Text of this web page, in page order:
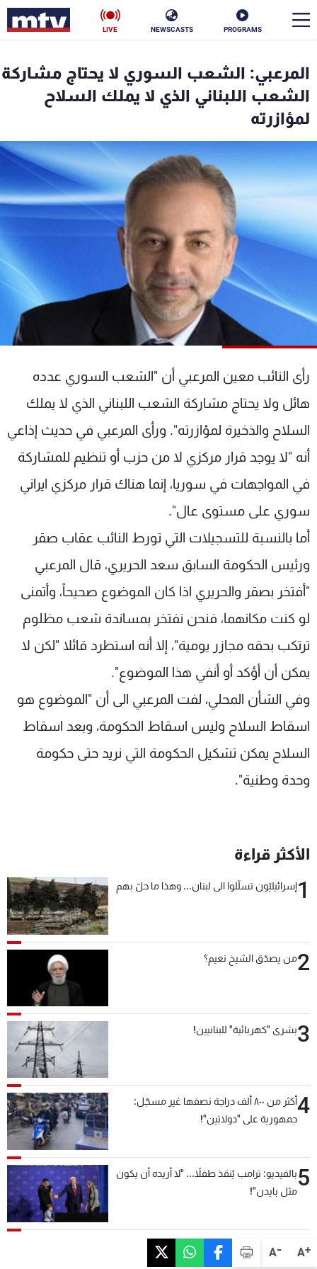
PROGRAMS
NEWSCASTS
LIVE
A+
A-
المرعبي: الشعب السوري لا يحتاج مشاركة
الشعب اللبناني الذي لا يملك السلاح
لمؤازرته
رأى النائب معين المرعبي أن "الشعب السوري عدده
هائل ولا يحتاج مشاركة الشعب اللبناني الذي لا يملك
السلاح والذخيرة لمؤازرته". ورأى المرعبي في حديث إذاعي
أنه "لا يوجد قرار مركزي لا من حزب أو تنظيم للمشاركة
في المواجهات في سوريا، إنما هناك قرار مركزي ايراني
سوري على مستوى عال".
أما بالنسبة للتسجيلات التي تورط النائب عقاب صقر
ورئيس الحكومة السابق سعد الحريري، قال المرعبي
"أفتخر بصقر والحريري اذا كان الموضوع صحيحاً، وأتمنى
لو كنت مكانهما، فنحن نفتخر بمساندة شعب مظلوم
ترتكب بحقه مجازر يومية"، إلا أنه استطرد قائلا "لكن لا
يمكن أن أؤكد أو أنفي هذا الموضوع".
وفي الشأن المحلي، لفت المرعبي الى أن "الموضوع هو
اسقاط السلاح وليس اسقاط الحكومة، وبعد اسقاط
السلاح يمكن تشكيل الحكومة التي نريد حتى حكومة
وحدة وطنية".
الأكثر قراءة
1إسرائيليّون تسلّلوا الى لبنان... وهذا ما حلّ بهم
2من يصدّق الشيخ نعيم؟
3بشرى "كهربائية" للبنانيين!
4
أكثر من ٨٠٠ ألف دراجة نصفها غير مسجّل:
جمهورية على "دولابَين"!
5بالفيديو: ترامب يُنقذ طفلاً... "لا أريده أن يكون
مثل بايدن"!
الأخبار
سياسة
إقتصاد فن
منوعات رياضة
كأس العالم
البرامج
جدول البرامج
شاهد البرامج
الترددات
عن MTV
الإنـتـاج
لاعلاناتكم
وظائف
تواصل معنا
شروط الإسـتخدام
سياسة الخصوصية